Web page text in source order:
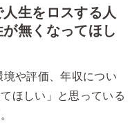
生をロスする人
無くなってほし
や評価、年収につい
ほしい」と思っている